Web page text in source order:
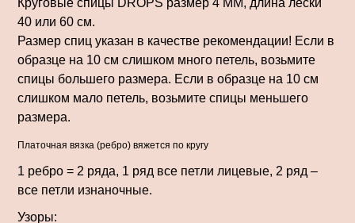
40 или 60 см.
Размер спиц указан в качестве рекомендации! Если в
образце на 10 см слишком много петель, возьмите
спицы большего размера. Если в образце на 10 см
слишком мало петель, возьмите спицы меньшего
размера.
Платочная вязка (ребро) вяжется по кругу
1 ребро = 2 ряда, 1 ряд все петли лицевые, 2 ряд –
все петли изнаночные.
Узоры: